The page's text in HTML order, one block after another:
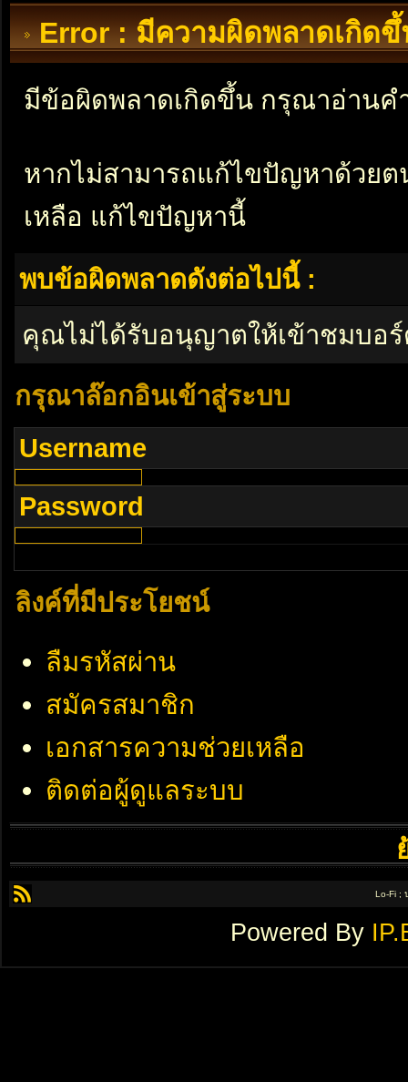
Error : มีความผิดพลาดเกิดขึ้
มีข้อผิดพลาดเกิดขึ้น กรุณาอ่านค
หากไม่สามารถแก้ไขปัญหาด้วย
เหลือ แก้ไขปัญหานี้
พบข้อผิดพลาดดังต่อไปนี้ :
คุณไม่ได้รับอนุญาตให้เข้าชมบอ
กรุณาล๊อกอินเข้าสู่ระบบ
Username
Password
ลิงค์ที่มีประโยชน์
ลืมรหัสผ่าน
สมัครสมาชิก
เอกสารความช่วยเหลือ
ติดต่อผู้ดูแลระบบ
Lo-Fi ;
Powered By